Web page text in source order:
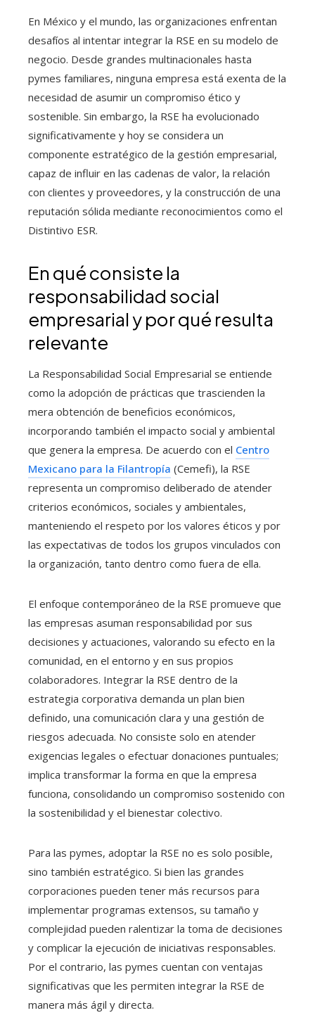
En México y el mundo, las organizaciones enfrentan
desafíos al intentar integrar la RSE en su modelo de
negocio. Desde grandes multinacionales hasta
pymes familiares, ninguna empresa está exenta de la
necesidad de asumir un compromiso ético y
sostenible. Sin embargo, la RSE ha evolucionado
significativamente y hoy se considera un
componente estratégico de la gestión empresarial,
capaz de influir en las cadenas de valor, la relación
con clientes y proveedores, y la construcción de una
reputación sólida mediante reconocimientos como el
Distintivo ESR.
En qué consiste la
responsabilidad social
empresarial y por qué resulta
relevante
La Responsabilidad Social Empresarial se entiende
como la adopción de prácticas que trascienden la
mera obtención de beneficios económicos,
incorporando también el impacto social y ambiental
que genera la empresa. De acuerdo con el Centro
Mexicano para la Filantropía (Cemefi), la RSE
representa un compromiso deliberado de atender
criterios económicos, sociales y ambientales,
manteniendo el respeto por los valores éticos y por
las expectativas de todos los grupos vinculados con
la organización, tanto dentro como fuera de ella.
El enfoque contemporáneo de la RSE promueve que
las empresas asuman responsabilidad por sus
decisiones y actuaciones, valorando su efecto en la
comunidad, en el entorno y en sus propios
colaboradores. Integrar la RSE dentro de la
estrategia corporativa demanda un plan bien
definido, una comunicación clara y una gestión de
riesgos adecuada. No consiste solo en atender
exigencias legales o efectuar donaciones puntuales;
implica transformar la forma en que la empresa
funciona, consolidando un compromiso sostenido con
la sostenibilidad y el bienestar colectivo.
Para las pymes, adoptar la RSE no es solo posible,
sino también estratégico. Si bien las grandes
corporaciones pueden tener más recursos para
implementar programas extensos, su tamaño y
complejidad pueden ralentizar la toma de decisiones
y complicar la ejecución de iniciativas responsables.
Por el contrario, las pymes cuentan con ventajas
significativas que les permiten integrar la RSE de
manera más ágil y directa.